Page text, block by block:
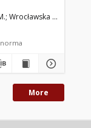
Fabryka Farb i
Wrocławska Fabryka
More